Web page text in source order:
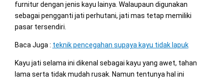
furnitur dengan jenis kayu lainya. Walaupaun digunakan
sebagai pengganti jati perhutani, jati mas tetap memiliki
pasar tersendiri.
Baca Juga : teknik pencegahan supaya kayu tidak lapuk
Kayu jati selama ini dikenal sebagai kayu yang awet, tahan
lama serta tidak mudah rusak. Namun tentunya hal ini